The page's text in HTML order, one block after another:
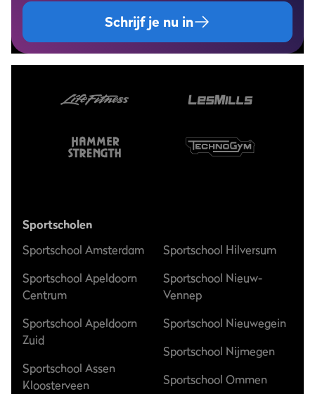
Schrijf je nu in
Sportscholen
Sportschool Amsterdam
Sportschool Apeldoorn
Centrum
Sportschool Apeldoorn
Zuid
Sportschool Assen
Kloosterveen
Sportschool Hilversum
Sportschool Nieuw-
Vennep
Sportschool Nieuwegein
Sportschool Nijmegen
Sportschool Ommen